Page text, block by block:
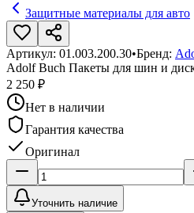
Защитные материалы для авто
Артикул: 01.003.200.30•Бренд:
Adolf Buch Пакеты для шин и
2 250 ₽
Нет в наличии
Гарантия качества
Оригинал
Уточнить наличие